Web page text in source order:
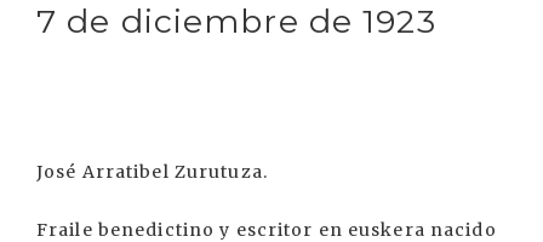
7 de diciembre de 1923
José Arratibel Zurutuza.
Fraile benedictino y escritor en euskera nacido